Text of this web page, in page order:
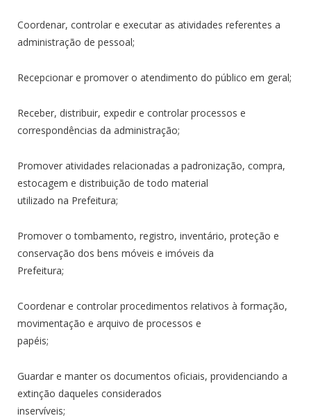
Coordenar, controlar e executar as atividades referentes a
administração de pessoal;
Recepcionar e promover o atendimento do público em geral;
Receber, distribuir, expedir e controlar processos e
correspondências da administração;
Promover atividades relacionadas a padronização, compra,
estocagem e distribuição de todo material
utilizado na Prefeitura;
Promover o tombamento, registro, inventário, proteção e
conservação dos bens móveis e imóveis da
Prefeitura;
Coordenar e controlar procedimentos relativos à formação,
movimentação e arquivo de processos e
papéis;
Guardar e manter os documentos oficiais, providenciando a
extinção daqueles considerados
inservíveis;